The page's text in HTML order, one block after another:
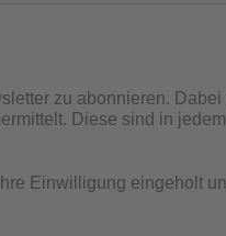
zu abonnieren.
Diese sind in
Einwilligung eingeholt